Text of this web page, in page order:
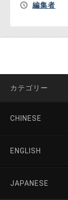
編集者
カテゴリー
CHINESE
ENGLISH
JAPANESE